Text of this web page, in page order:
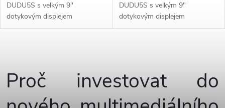
DUDU5S s velkým 9"
dotykovým displejem
1280×720 px a praktickým
systém...
DUDU5S s velkým 9"
dotykovým displejem
1280×720 px a praktickým
v
l
Proč investovat do